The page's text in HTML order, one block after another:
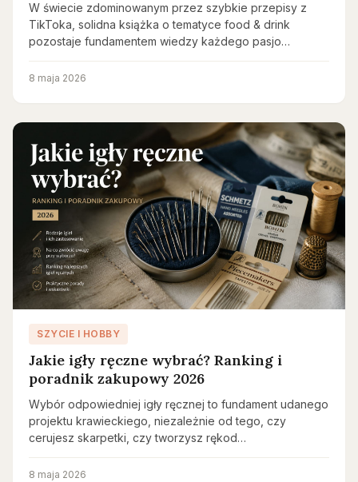
W świecie zdominowanym przez szybkie przepisy z
TikToka, solidna książka o tematyce food & drink
pozostaje fundamentem wiedzy każdego pasjo…
8 maja 2026
SZYCIE I HOBBY
Jakie igły ręczne wybrać? Ranking i
poradnik zakupowy 2026
Wybór odpowiedniej igły ręcznej to fundament udanego
projektu krawieckiego, niezależnie od tego, czy
cerujesz skarpetki, czy tworzysz rękod…
8 maja 2026